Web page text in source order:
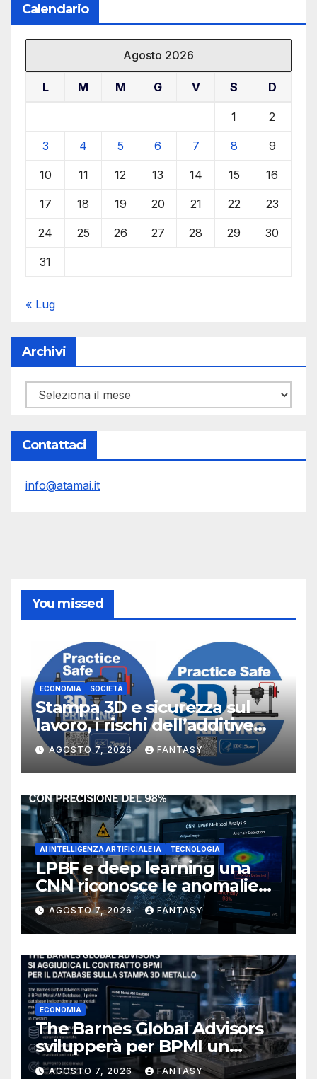
Calendario
Agosto 2026
L M M G V S D
1 2
3 4 5 6 7 8 9
10 11 12 13 14 15 16
17 18 19 20 21 22 23
24 25 26 27 28 29 30
31
« Lug
Archivi
Archivi
Contattaci
info@atamai.it
You missed
ECONOMIA SOCIETÀ
Stampa 3D e sicurezza sul
lavoro, i rischi dell’additive
manufacturing secondo
NIOSH
AGOSTO 7, 2026 FANTASY
AI INTELLIGENZA ARTIFICIALE IA TECNOLOGIA
LPBF e deep learning una
CNN riconosce le anomalie
del bagno di fusione
AGOSTO 7, 2026 FANTASY
ECONOMIA
The Barnes Global Advisors
svilupperà per BPMI un
database per la stampa 3D
AGOSTO 7, 2026 FANTASY